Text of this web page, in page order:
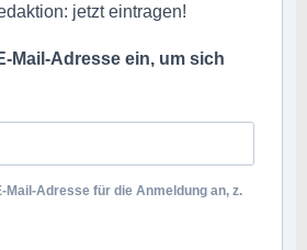
jetzt eintragen!
Mail-Adresse ein, um sich
Mail-Adresse für die Anmeldung an, z.